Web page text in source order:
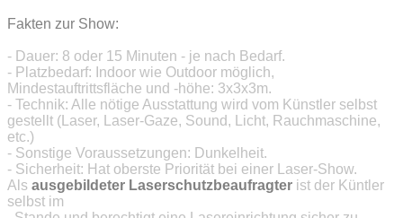
Fakten zur Show:
- Dauer: 8 oder 15 Minuten - je nach Bedarf.
- Platzbedarf: Indoor wie Outdoor möglich,
Mindestauftrittsfläche und -höhe: 3x3x3m.
- Technik: Alle nötige Ausstattung wird vom Künstler selbst
gestellt (Laser, Laser-Gaze, Sound, Licht, Rauchmaschine,
etc.)
- Sonstige Voraussetzungen: Dunkelheit.
- Sicherheit: Hat oberste Priorität bei einer Laser-Show.
Als ausgebildeter Laserschutzbeaufragter ist der Küntler
selbst im